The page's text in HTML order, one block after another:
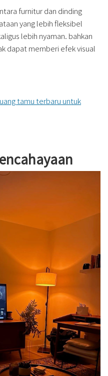
furnitur dan dinding
yang lebih fleksibel
lebih nyaman. bahkan
dapat memberi efek visual
tamu terbaru untuk